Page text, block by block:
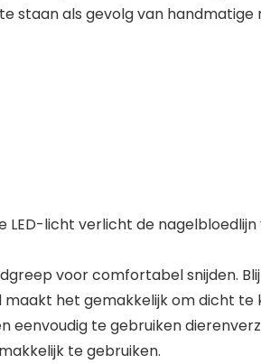
staan als gevolg van handmatige
licht verlicht de
voor comfortabel snijden.
het gemakkelijk om dicht te
eenvoudig te gebruiken
te gebruiken.